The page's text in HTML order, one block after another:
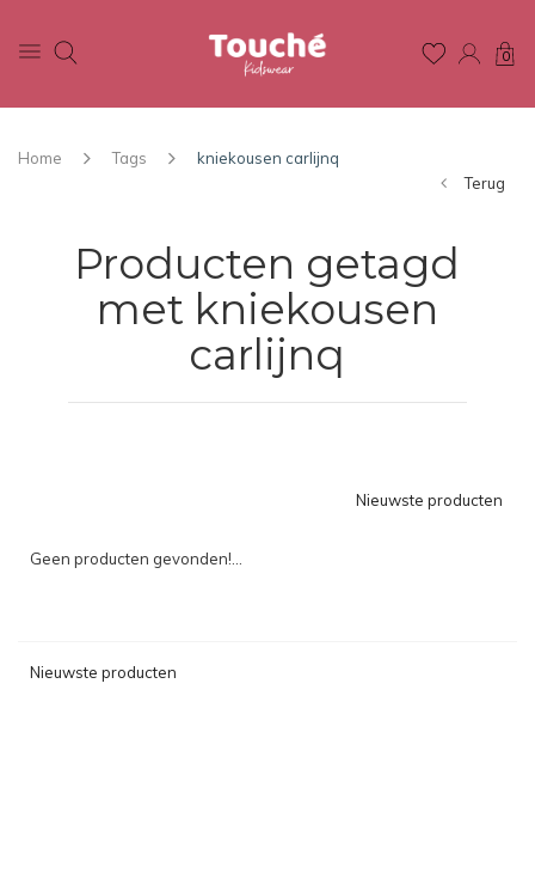
0
Home Tags
kniekousen carlijnq
Terug
Producten getagd
met kniekousen
carlijnq
Nieuwste producten
Geen producten gevonden!...
Nieuwste producten